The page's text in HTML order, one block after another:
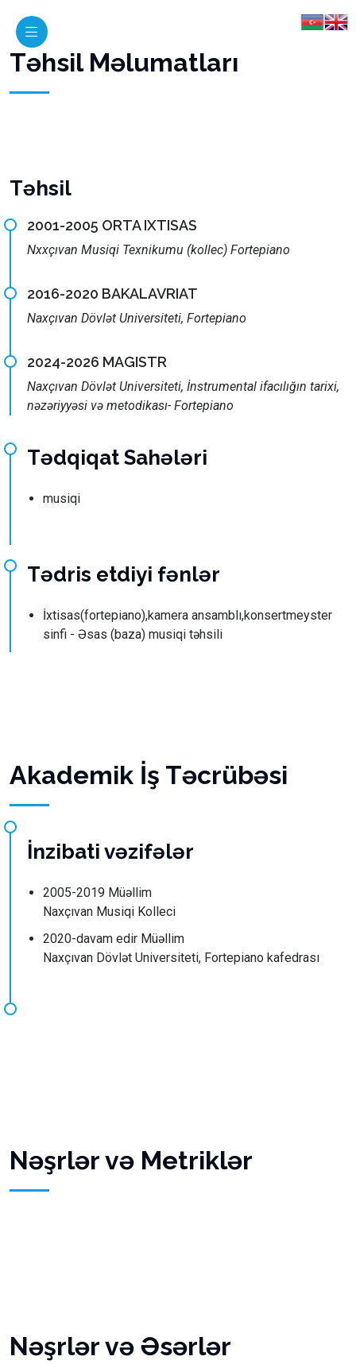
Təhsil Məlumatları
Təhsil
2001-2005 ORTA IXTISAS
Nxxçıvan Musiqi Texnikumu (kollec) Fortepiano
2016-2020 BAKALAVRIAT
Naxçıvan Dövlət Universiteti, Fortepiano
2024-2026 MAGISTR
Naxçıvan Dövlət Universiteti, İnstrumental ifacılığın tarixi,
nəzəriyyəsi və metodikası- Fortepiano
Tədqiqat Sahələri
musiqi
Tədris etdiyi fənlər
İxtisas(fortepiano),kamera ansamblı,konsertmeyster
sinfi - Əsas (baza) musiqi təhsili
Akademik İş Təcrübəsi
İnzibati vəzifələr
2005-2019 Müəllim
Naxçıvan Musiqi Kolleci
2020-davam edir Müəllim
Naxçıvan Dövlət Universiteti, Fortepiano kafedrası
Nəşrlər və Metriklər
Nəşrlər və Əsərlər